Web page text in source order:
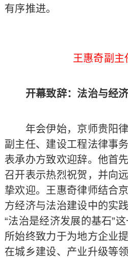
有序推进。
王惠奇副
开幕致辞：法治与经
年会伊始，京师贵阳律
副主任、建设工程法律事
表承办方致欢迎辞。他首
召开表示热烈祝贺，并向
挚欢迎。王惠奇律师结合
方经济与法治建设中的实
“法治是经济发展的基石”
所始终致力于为地方企业
在城乡建设、产业升级等